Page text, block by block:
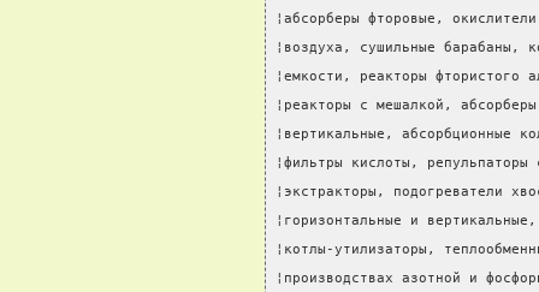
¦абсорберы фторовые,
¦воздуха, сушильные
¦емкости, реакторы
¦реакторы с мешалкой,
¦вертикальные,
¦фильтры кислоты,
¦экстракторы,
¦горизонтальные и
¦котлы-утилизаторы,
¦производствах азотной и